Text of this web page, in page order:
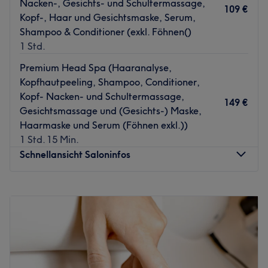
Zusätzlich hat sie an einer Ausbildung für kosmetische
Kopf und Gesichtsmassagen/ Headspa mit
abschließender Zertifizierung teilgenommen. Danach
folgten diverse Weiterbildungen
Was uns an dem Salon gefällt
Atmosphäre: Beruhigend, einladend, professionell.
Expertise: Massagen, Wellness-Behandlungen.
Produkte und Produktmarken: Vegane Produkte,
natürliche Inhaltsstoffe, tierversuchsfrei, Naturkosmetik.
Extras: Nur Damen, kinderfreundlich, klimatisiert,
kostenlose Getränke.
Nacken-, Gesichts- und Schultermassage,
Kopf-, Haar und Gesichtsmaske, Serum,
Shampoo & Conditioner (exkl. Föhnen()
1 Std.
109 €
Premium Head Spa (Haaranalyse,
Kopfhautpeeling, Shampoo, Conditioner,
Kopf- Nacken- und Schultermassage,
Gesichtsmassage und (Gesichts-) Maske,
Haarmaske und Serum (Föhnen exkl.))
1 Std. 15 Min.
149 €
Schnellansicht Saloninfos
19:00
Donnerstag
–19:00
Freitag
19:00
19:00